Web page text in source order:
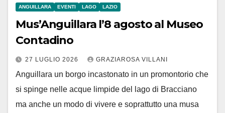
ANGUILLARA EVENTI LAGO LAZIO
Mus’Anguillara l’8 agosto al Museo
Contadino
27 LUGLIO 2026 GRAZIAROSA VILLANI
Anguillara un borgo incastonato in un promontorio che
si spinge nelle acque limpide del lago di Bracciano
ma anche un modo di vivere e soprattutto una musa